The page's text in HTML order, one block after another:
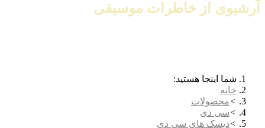
آرشیوی از خاطرات موسیقی
شما اینجا هستید:
خانه
محصولات
سی دی
دیسک های سی دی